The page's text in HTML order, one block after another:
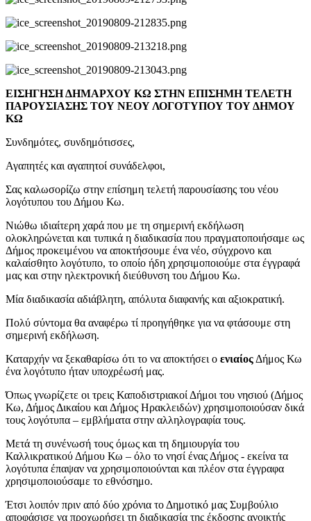
ΕΙΣΗΓΗΣΗ ΔΗΜΑΡΧΟΥ ΚΩ ΣΤΗΝ ΕΠΙΣΗΜΗ ΤΕΛΕΤΗ
ΠΑΡΟΥΣΙΑΣΗΣ ΤΟΥ ΝΕΟΥ ΛΟΓΟΤΥΠΟΥ ΤΟΥ ΔΗΜΟΥ
ΚΩ
Συνδημότες, συνδημότισσες,
Αγαπητές και αγαπητοί συνάδελφοι,
Σας καλωσορίζω στην επίσημη τελετή παρουσίασης του νέου
λογότυπου του Δήμου Κω.
Νιώθω ιδιαίτερη χαρά που με τη σημερινή εκδήλωση
ολοκληρώνεται και τυπικά η διαδικασία που πραγματοποιήσαμε ως
Δήμος προκειμένου να αποκτήσουμε ένα νέο, σύγχρονο και
καλαίσθητο λογότυπο, το οποίο ήδη χρησιμοποιούμε στα έγγραφά
μας και στην ηλεκτρονική διεύθυνση του Δήμου Κω.
Μία διαδικασία αδιάβλητη, απόλυτα διαφανής και αξιοκρατική.
Πολύ σύντομα θα αναφέρω τί προηγήθηκε για να φτάσουμε στη
σημερινή εκδήλωση.
Καταρχήν να ξεκαθαρίσω ότι το να αποκτήσει ο ενιαίος Δήμος Κω
ένα λογότυπο ήταν υποχρέωσή μας.
Όπως γνωρίζετε οι τρεις Καποδιστριακοί Δήμοι του νησιού (Δήμος
Κω, Δήμος Δικαίου και Δήμος Ηρακλειδών) χρησιμοποιούσαν δικά
τους λογότυπα – εμβλήματα στην αλληλογραφία τους.
Μετά τη συνένωσή τους όμως και τη δημιουργία του
Καλλικρατικού Δήμου Κω – όλο το νησί ένας Δήμος - εκείνα τα
λογότυπα έπαψαν να χρησιμοποιούνται και πλέον στα έγγραφα
χρησιμοποιούσαμε το εθνόσημο.
Έτσι λοιπόν πριν από δύο χρόνια το Δημοτικό μας Συμβούλιο
αποφάσισε να προχωρήσει τη διαδικασία της έκδοσης ανοικτής